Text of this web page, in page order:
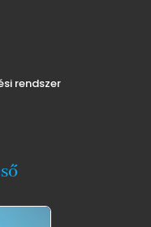
rendszer